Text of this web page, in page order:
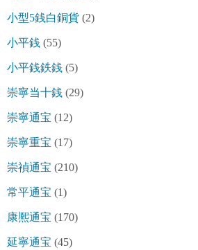
小型5銭白銅貨 (2)
小平銭 (55)
小平銭鉄銭 (5)
崇寧当十銭 (29)
崇寧通宝 (12)
崇寧重宝 (17)
崇禎通宝 (210)
常平通宝 (1)
康熈通宝 (170)
延寧通宝 (45)